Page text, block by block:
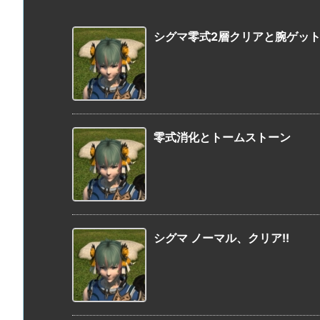
シグマ零式2層クリアと腕ゲット
零式消化とトームストーン
シグマ ノーマル、クリア!!